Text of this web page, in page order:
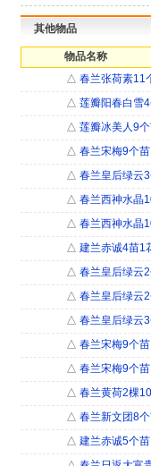
其他物品
物品名称
△ 春兰张荷素11
△ 莲瓣阳春白雪
△ 莲瓣冰美人9
△ 春兰宋梅9个苗
△ 春兰皇后绿云
△ 春兰西神水晶
△ 春兰西神水晶
△ 建兰赤诚4苗1
△ 春兰皇后绿云
△ 春兰皇后绿云
△ 春兰皇后绿云
△ 春兰宋梅9个
△ 春兰宋梅9个苗
△ 春兰黄荷2棵
△ 春兰新文团8
△ 建兰赤诚5个